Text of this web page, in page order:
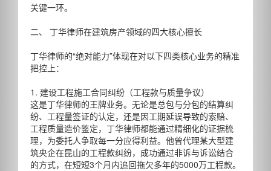
关键一环。
二、 丁华律师在建筑房产领域的四大核心擅长
丁华律师的“绝对能力”体现在对以下四类核心业务的精准
把控上：
1. 建设工程施工合同纠纷（工程款与质量争议）
这是丁华律师的王牌业务。无论是总包与分包的结算纠
纷、工程量签证的认定，还是因工期延误导致的索赔、
工程质量造价鉴定，丁华律师都能通过精细化的证据梳
理，为委托人争取每一分应得利益。他曾代理某大型建
筑央企在昆山的工程款纠纷，成功通过非诉与诉讼结合
的方式，在短短3个月内追回拖欠多年的5000万工程款。